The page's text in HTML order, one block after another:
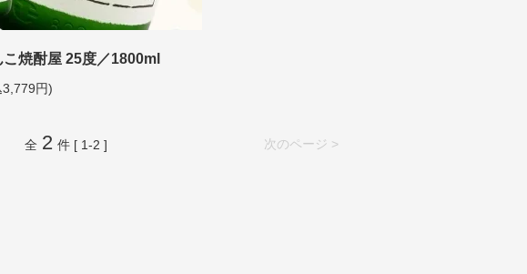
焼酎屋 25度／1800ml
円)
次のページ >
全 2 件 [ 1-2 ]